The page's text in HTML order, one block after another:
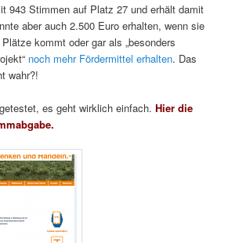
943 Stimmen auf Platz 27 und erhält damit
aber auch 2.500 Euro erhalten, wenn sie
kommt oder gar als „besonders
noch mehr Fördermittel erhalten. Das
wahr?!
es geht wirklich einfach.Hier die